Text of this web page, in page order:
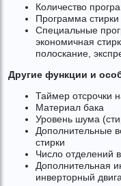
Количество
Программа
Специальные
экономичная
полоскание,
Другие функции и
Таймер
Материал
Уровень шума
стирки
Число отделений
инверторный